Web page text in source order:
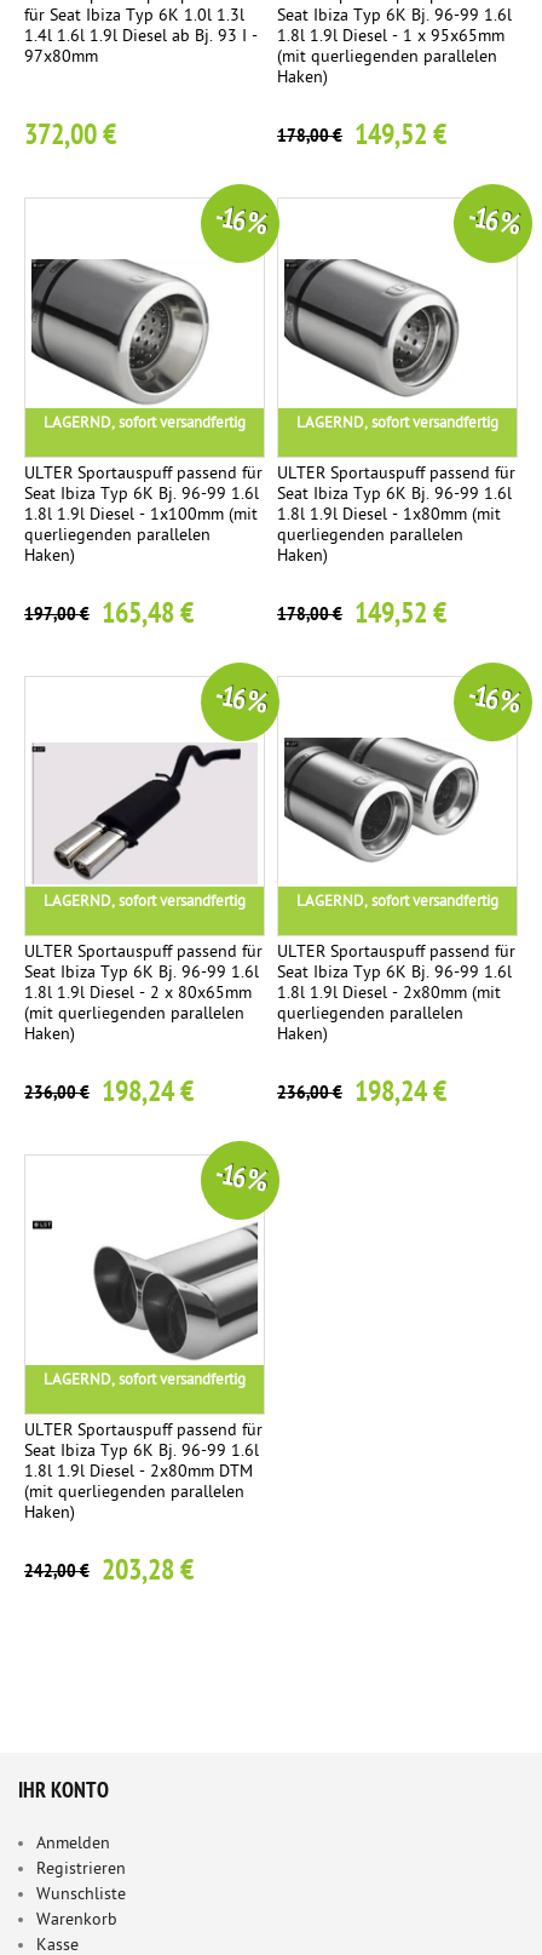
für Seat Ibiza Typ 6K 1.0l 1.3l
1.4l 1.6l 1.9l Diesel ab Bj. 93 I -
97x80mm
372,00 €
Seat Ibiza Typ 6K Bj. 96-99 1.6l
1.8l 1.9l Diesel - 1 x 95x65mm
(mit querliegenden parallelen
Haken)
178,00 € 149,52 €
LAGERND, sofort versandfertig
ULTER Sportauspuff passend für
Seat Ibiza Typ 6K Bj. 96-99 1.6l
1.8l 1.9l Diesel - 1x100mm (mit
querliegenden parallelen
Haken)
197,00 € 165,48 €
-16 %
LAGERND, sofort versandfertig
ULTER Sportauspuff passend für
Seat Ibiza Typ 6K Bj. 96-99 1.6l
1.8l 1.9l Diesel - 1x80mm (mit
querliegenden parallelen
Haken)
178,00 € 149,52 €
-16 %
LAGERND, sofort versandfertig
ULTER Sportauspuff passend für
Seat Ibiza Typ 6K Bj. 96-99 1.6l
1.8l 1.9l Diesel - 2 x 80x65mm
(mit querliegenden parallelen
Haken)
236,00 € 198,24 €
-16 %
LAGERND, sofort versandfertig
ULTER Sportauspuff passend für
Seat Ibiza Typ 6K Bj. 96-99 1.6l
1.8l 1.9l Diesel - 2x80mm (mit
querliegenden parallelen
Haken)
236,00 € 198,24 €
-16 %
LAGERND, sofort versandfertig
ULTER Sportauspuff passend für
Seat Ibiza Typ 6K Bj. 96-99 1.6l
1.8l 1.9l Diesel - 2x80mm DTM
(mit querliegenden parallelen
Haken)
242,00 € 203,28 €
-16 %
IHR KONTO
Anmelden
Registrieren
Wunschliste
Warenkorb
Kasse